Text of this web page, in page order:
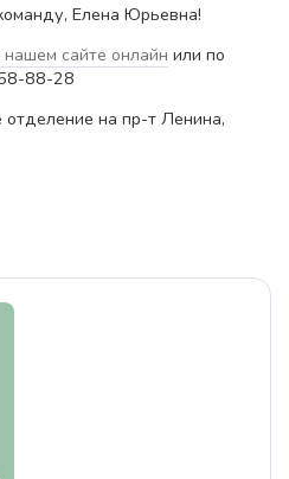
Елена Юрьевна!
нашем сайте онлайн или по
88-28
на пр-т Ленина,